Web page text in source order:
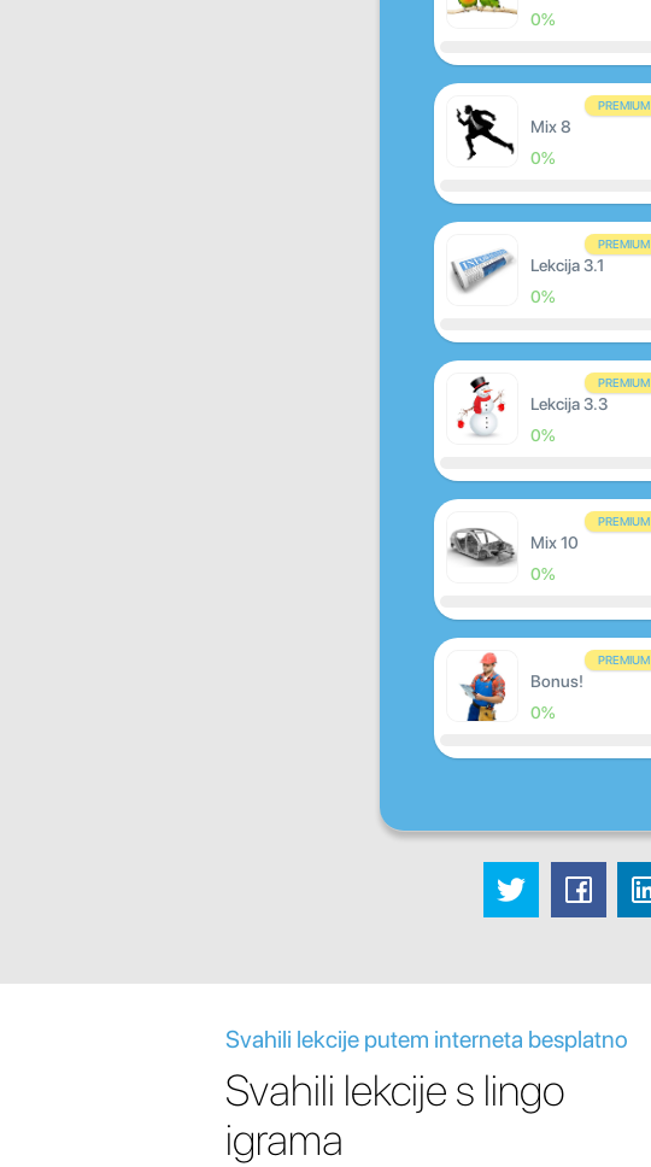
0%
PREMIUM
Mix 8
0%
PREMIUM
Lekcija 3.1
0%
PREMIUM
Lekcija 3.3
0%
PREMIUM
Mix 10
0%
PREMIUM
Bonus!
0%
Svahili lekcije putem interneta besplatno
Svahili lekcije s lingo
igrama